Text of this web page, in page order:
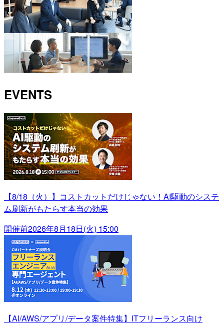
EVENTS
【8/18（火）】コストカットだけじゃない！AI駆動のシステ
ム刷新がもたらす本当の効果
開催前2026年8月18日(火) 15:00
【AI/AWS/アプリ/データ案件特集】ITフリーランス向け